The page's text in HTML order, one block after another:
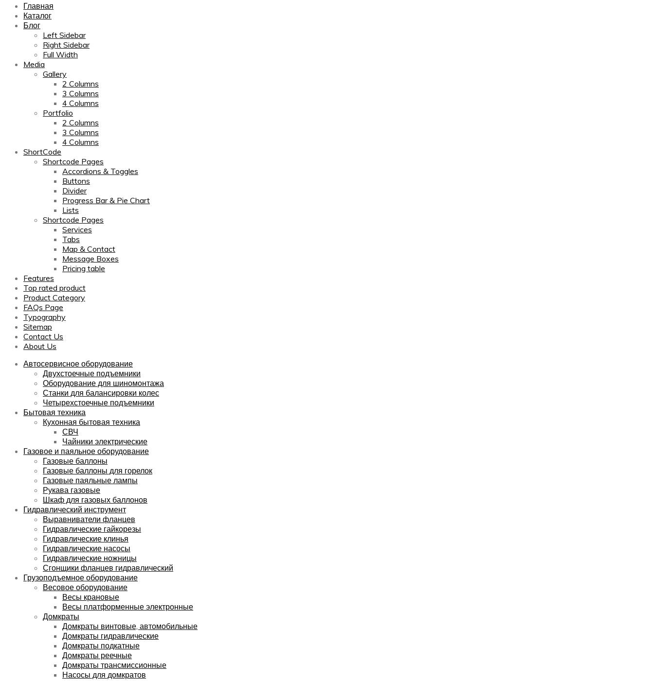
Главная
Каталог
Блог
Left Sidebar
Right Sidebar
Full Width
Media
Gallery
2 Columns
3 Columns
4 Columns
Portfolio
2 Columns
3 Columns
4 Columns
ShortCode
Shortcode Pages
Accordions & Toggles
Buttons
Divider
Progress Bar & Pie Chart
Lists
Shortcode Pages
Services
Tabs
Map & Contact
Message Boxes
Pricing table
Features
Top rated product
Product Category
FAQs Page
Typography
Sitemap
Contact Us
About Us
Автосервисное оборудование
Двухстоечные подъемники
Оборудование для шиномонтажа
Станки для балансировки колес
Четырехстоечные подъемники
Бытовая техника
Кухонная бытовая техника
СВЧ
Чайники электрические
Газовое и паяльное оборудование
Газовые баллоны
Газовые баллоны для горелок
Газовые паяльные лампы
Рукава газовые
Шкаф для газовых баллонов
Гидравлический инструмент
Выравниватели фланцев
Гидравлические гайкорезы
Гидравлические клинья
Гидравлические насосы
Гидравлические ножницы
Сгонщики фланцев гидравлический
Грузоподъемное оборудование
Весовое оборудование
Весы крановые
Весы платформенные электронные
Домкраты
Домкраты винтовые, автомобильные
Домкраты гидравлические
Домкраты подкатные
Домкраты реечные
Домкраты трансмиссионные
Насосы для домкратов